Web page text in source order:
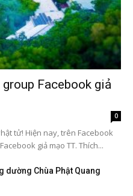
group Facebook giả
0
tử! Hiện nay, trên Facebook
giả mạo TT. Thích...
dường Chùa Phật Quang